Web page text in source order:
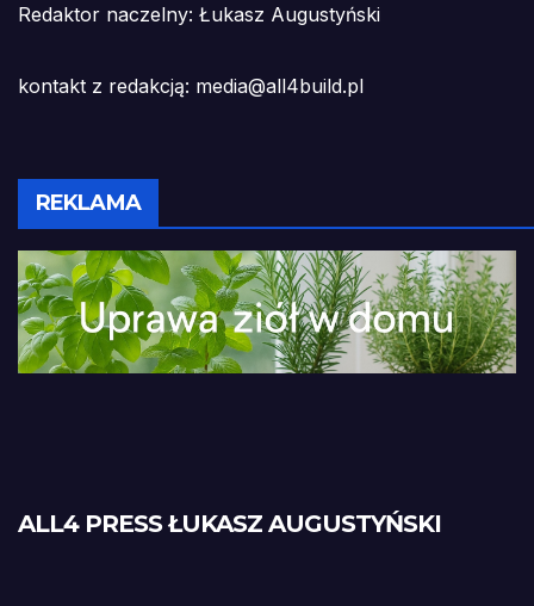
Redaktor naczelny: Łukasz Augustyński
kontakt z redakcją: media@all4build.pl
REKLAMA
ALL4 PRESS ŁUKASZ AUGUSTYŃSKI